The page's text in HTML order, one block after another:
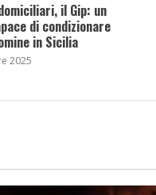
il Gip: un
di condizionare
in Sicilia
2025